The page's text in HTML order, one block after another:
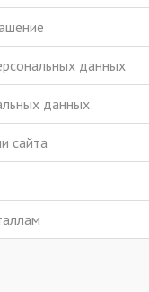
данных
данных
сайта